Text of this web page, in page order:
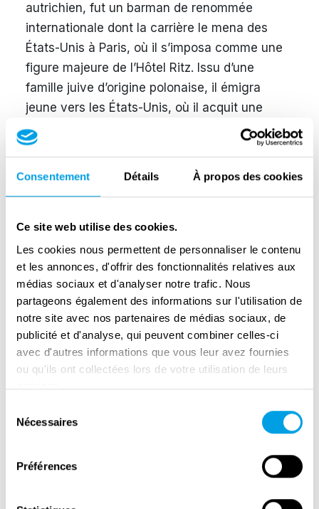
Consentement Détails À propos des cookies
Ce site web utilise des cookies.
Les cookies nous permettent de personnaliser le contenu
et les annonces, d'offrir des fonctionnalités relatives aux
médias sociaux et d'analyser notre trafic. Nous
partageons également des informations sur l'utilisation de
notre site avec nos partenaires de médias sociaux, de
publicité et d'analyse, qui peuvent combiner celles-ci
avec d'autres informations que vous leur avez fournies
ou qu'ils ont collectées lors de votre utilisation de leurs
services.
Nécessaires
Préférences
autrichien, fut un barman de renommée
internationale dont la carrière le mena des
États-Unis à Paris, où il s’imposa comme une
figure majeure de l’Hôtel Ritz. Issu d’une
famille juive d’origine polonaise, il émigra
jeune vers les États-Unis, où il acquit une
solide expérience dans le secteur de
l’hôtellerie et des bars avant de revenir en
Europe. Sa carrière atteignit son apogée à
Paris, lorsqu’il entra au Ritz en 1921 et y fonda
vie mondaine et internationale.
Dans l’entre-deux-guerres, Meier se fit un nom
dans les milieux parisiens. Son savoir-faire en
matière de cocktails, son sens de la discrétion
et sa capacité à gérer une clientèle variée
contribuèrent à sa réputation. Il publia en 1936
The Artistry of Mixing Drinks ( L’Art de préparer
les cocktails), qui témoigne de son statut dans
Pendant l’Occupation allemande entre 1940 et
nationalité suisse de ses propriétaires. L’hôtel